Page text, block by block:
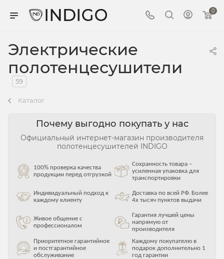
0
Электрические
полотенцесушители
59
Каталог
Почему выгодно покупать у нас
Официальный интернет-магазин производителя
полотенцесушителей INDIGO
100% проверка качества
продукции перед отгрузкой
Сохранность товара –
усиленная упаковка для
транспортировки
Индивидуальный подход к
каждому клиенту
Доставка по всей РФ. Более
4х тысяч пунктов выдачи
Живое общение с
профессионалом
Гарантия лучшей цены
напрямую от
производителя
Приоритетное гарантийное
и постгарантийное
обслуживание
Каждому покупателю в
подарок дополнительно 1
год гарантии